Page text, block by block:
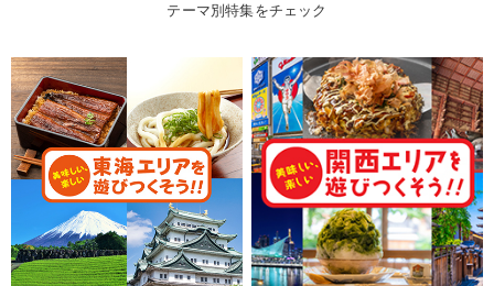
テーマ別特集をチェック